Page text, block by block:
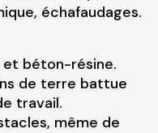
échafaudages.
et béton-résine.
de terre battue
travail.
même de